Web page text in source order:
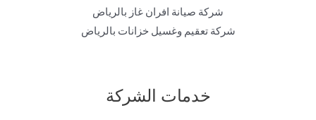
شركة صيانة افران غاز بالرياض
شركة تعقيم وغسيل خزانات بالرياض
خدمات الشركة